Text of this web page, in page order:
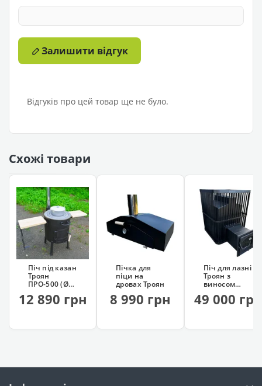
Залишити відгук
Відгуків про цей товар ще не було.
Схожі товари
Піч під казан
Троян
ПРО-500 (Ø50
12 890 грн
Пічка для
піци на
дровах Троян
8 990 грн
Піч для лазні
Троян з
виносом
49 000 грн